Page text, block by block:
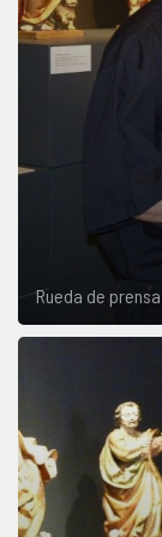
Rueda de prensa